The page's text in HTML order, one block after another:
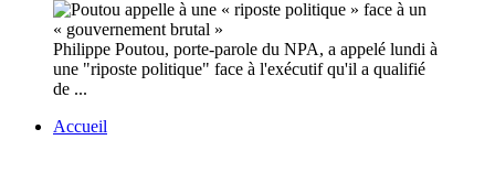
Philippe Poutou, porte-parole du NPA, a appelé lundi à
une "riposte politique" face à l'exécutif qu'il a qualifié
de ...
Accueil